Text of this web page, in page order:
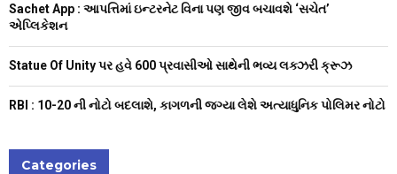
Sachet App : આપત્તિમાં ઇન્ટરનેટ વિના પણ જીવ બચાવશે ‘સચેત’
એપ્લિકેશન
Statue Of Unity પર હવે 600 પ્રવાસીઓ સાથેની ભવ્ય લક્ઝરી ક્રૂઝ
RBI : ₹10-20 ની નોટો બદલાશે, કાગળની જગ્યા લેશે અત્યાધુનિક પોલિમર નોટો
Categories